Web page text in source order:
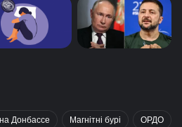
Донбассе Магнітні бурі ОРДО